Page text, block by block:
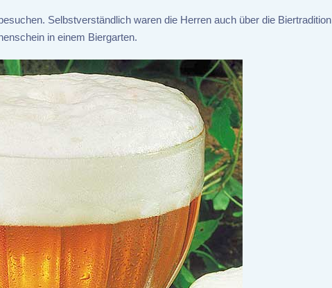
Selbstverständlich waren die Herren auch über die Biertradition
in einem Biergarten.